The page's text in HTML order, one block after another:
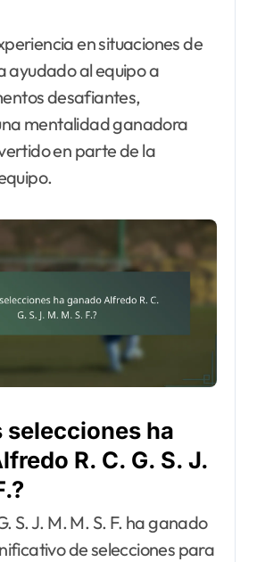
en situaciones de
ayudado al equipo a
desafiantes,
mentalidad ganadora
en parte de la
selecciones ha
R. C. G. S. J.
S. J. M. M. S. F. ha ganado
de selecciones para